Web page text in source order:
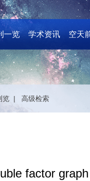
一览 学术资讯 空天
览 | 高级检索
factor